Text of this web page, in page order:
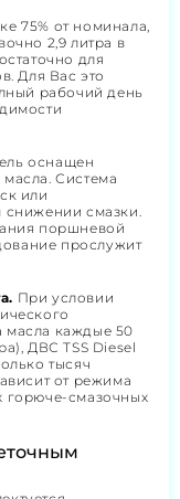
75% от номинала,
2,9 литра в
для
Для Вас это
рабочий день
оснащен
Система
или
снижении смазки.
поршневой
прослужит
При условии
масла каждые 50
ДВС TSS Diesel
тысяч
от режима
горюче-смазочных